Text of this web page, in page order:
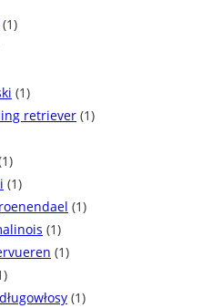
(1)
(1)
retriever (1)
(1)
(1)
(1)
(1)
(1)